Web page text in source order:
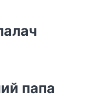
папа